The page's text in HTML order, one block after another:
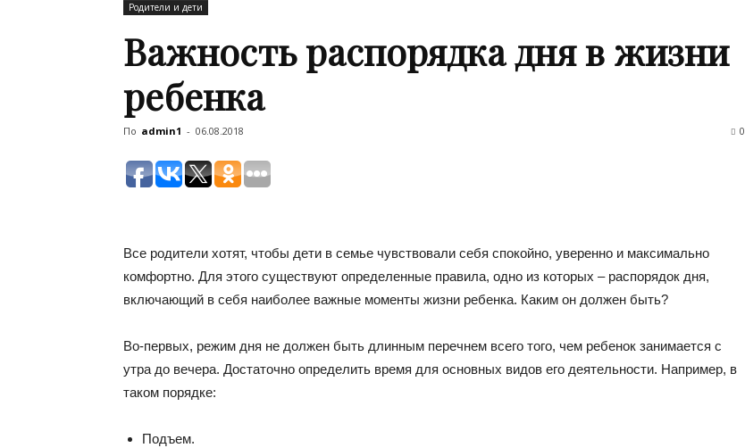
Родители и дети
Важность распорядка дня в жизни
ребенка
По admin1 - 06.08.2018 0
Все родители хотят, чтобы дети в семье чувствовали себя спокойно, уверенно и максимально
комфортно. Для этого существуют определенные правила, одно из которых – распорядок дня,
включающий в себя наиболее важные моменты жизни ребенка. Каким он должен быть?
Во-первых, режим дня не должен быть длинным перечнем всего того, чем ребенок занимается с
утра до вечера. Достаточно определить время для основных видов его деятельности. Например, в
таком порядке:
Подъем.